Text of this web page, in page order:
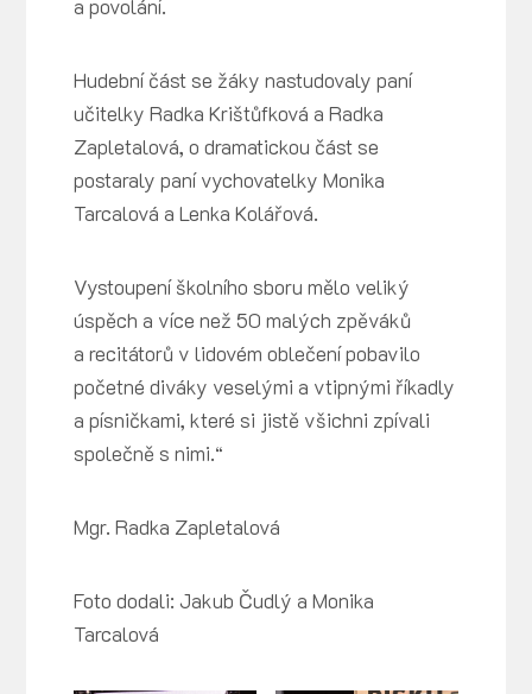
a povolání.
Hudební část se žáky nastudovaly paní
učitelky Radka Krištůfková a Radka
Zapletalová, o dramatickou část se
postaraly paní vychovatelky Monika
Tarcalová a Lenka Kolářová.
Vystoupení školního sboru mělo veliký
úspěch a více než 50 malých zpěváků
a recitátorů v lidovém oblečení pobavilo
početné diváky veselými a vtipnými říkadly
a písničkami, které si jistě všichni zpívali
společně s nimi.“
Mgr. Radka Zapletalová
Foto dodali: Jakub Čudlý a Monika
Tarcalová